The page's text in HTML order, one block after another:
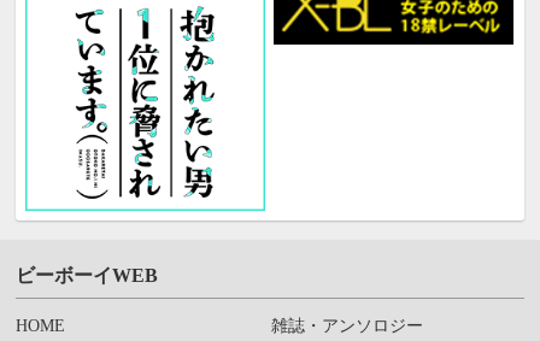
ビーボーイWEB
HOME
雑誌・アンソロジー